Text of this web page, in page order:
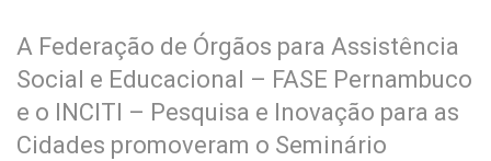
A Federação de Órgãos para Assistência
Social e Educacional – FASE Pernambuco
e o INCITI – Pesquisa e Inovação para as
Cidades promoveram o Seminário